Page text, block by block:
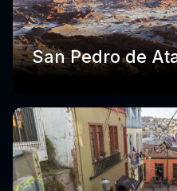
San Pedro de